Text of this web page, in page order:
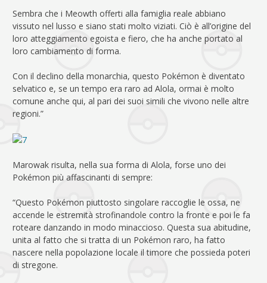
Sembra che i Meowth offerti alla famiglia reale abbiano
vissuto nel lusso e siano stati molto viziati. Ciò è all’origine del
loro atteggiamento egoista e fiero, che ha anche portato al
loro cambiamento di forma.
Con il declino della monarchia, questo Pokémon è diventato
selvatico e, se un tempo era raro ad Alola, ormai è molto
comune anche qui, al pari dei suoi simili che vivono nelle altre
regioni.”
Marowak risulta, nella sua forma di Alola, forse uno dei
Pokémon più affascinanti di sempre:
“Questo Pokémon piuttosto singolare raccoglie le ossa, ne
accende le estremità strofinandole contro la fronte e poi le fa
roteare danzando in modo minaccioso. Questa sua abitudine,
unita al fatto che si tratta di un Pokémon raro, ha fatto
nascere nella popolazione locale il timore che possieda poteri
di stregone.